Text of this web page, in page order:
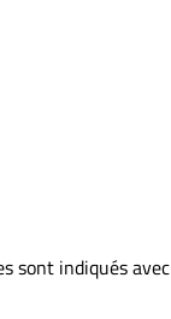
sont indiqués avec